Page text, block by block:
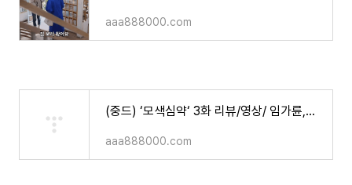
aaa888000.com
(중드) ‘모색심약‘ 3화 리뷰/영상/ 임가륜,안젤라베이비 주연
aaa888000.com